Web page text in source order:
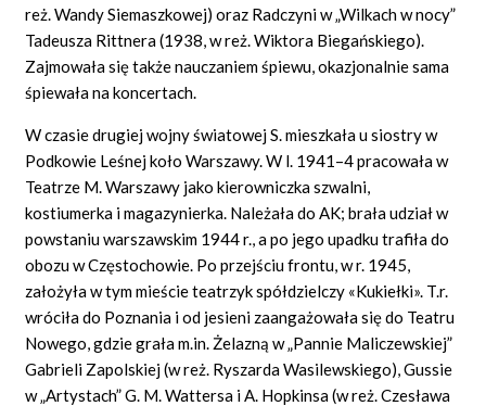
reż. Wandy Siemaszkowej) oraz Radczyni w „Wilkach w nocy”
Tadeusza Rittnera (1938, w reż. Wiktora Biegańskiego).
Zajmowała się także nauczaniem śpiewu, okazjonalnie sama
śpiewała na koncertach.
W czasie drugiej wojny światowej S. mieszkała u siostry w
Podkowie Leśnej koło Warszawy. W l. 1941–4 pracowała w
Teatrze M. Warszawy jako kierowniczka szwalni,
kostiumerka i magazynierka. Należała do AK; brała udział w
powstaniu warszawskim 1944 r., a po jego upadku trafiła do
obozu w Częstochowie. Po przejściu frontu, w r. 1945,
założyła w tym mieście teatrzyk spółdzielczy «Kukiełki». T.r.
wróciła do Poznania i od jesieni zaangażowała się do Teatru
Nowego, gdzie grała m.in. Żelazną w „Pannie Maliczewskiej”
Gabrieli Zapolskiej (w reż. Ryszarda Wasilewskiego), Gussie
w „Artystach” G. M. Wattersa i A. Hopkinsa (w reż. Czesława